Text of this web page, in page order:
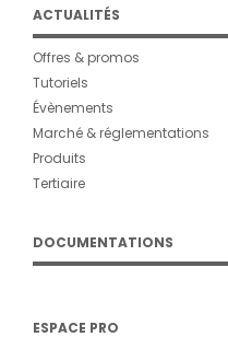
ACTUALITÉS
Offres & promos
Tutoriels
Évènements
Marché & réglementations
Produits
Tertiaire
DOCUMENTATIONS
ESPACE PRO